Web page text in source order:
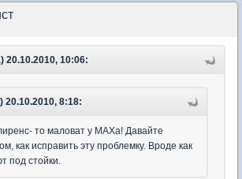
20.10.2010, 10:06:
20.10.2010, 8:18:
то маловат у MAXa! Давайте
как исправить эту проблемку. Вроде как
под стойки.